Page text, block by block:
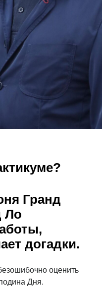
Гранд
Ло
догадки.
оценить
Дня.